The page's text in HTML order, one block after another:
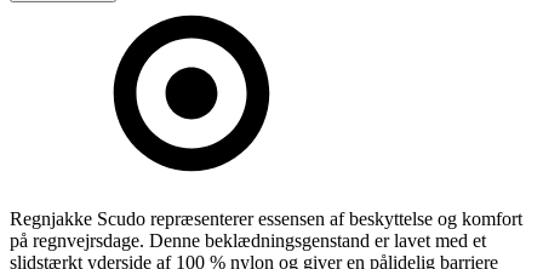
Regnjakke Scudo repræsenterer essensen af beskyttelse og komfort
på regnvejrsdage. Denne beklædningsgenstand er lavet med et
slidstærkt yderside af 100 % nylon og giver en pålidelig barriere